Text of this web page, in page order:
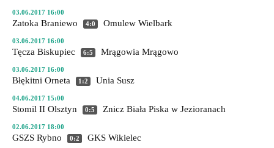
03.06.2017 16:00
Zatoka Braniewo 4:0 Omulew Wielbark
03.06.2017 16:00
Tęcza Biskupiec 6:5 Mrągowia Mrągowo
03.06.2017 16:00
Błękitni Orneta 1:2 Unia Susz
04.06.2017 15:00
Stomil II Olsztyn 0:5 Znicz Biała Piska w Jezioranach
02.06.2017 18:00
GSZS Rybno 0:2 GKS Wikielec